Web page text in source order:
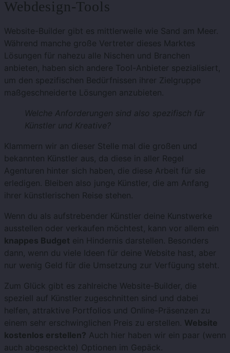
Webdesign-Tools
Website-Builder gibt es mittlerweile wie Sand am Meer.
Während manche große Vertreter dieses Marktes
Lösungen für nahezu alle Nischen und Branchen
anbieten, haben sich andere Tool-Anbieter spezialisiert,
um den spezifischen Bedürfnissen ihrer Zielgruppe
maßgeschneiderte Lösungen anzubieten.
Welche Anforderungen sind also spezifisch für
Künstler und Kreative?
Klammern wir an dieser Stelle mal die großen und
bekannten Künstler aus, da diese in aller Regel
Agenturen hinter sich haben, die diese Arbeit für sie
erledigen. Bleiben also junge Künstler, die am Anfang
ihrer künstlerischen Reise stehen.
Wenn du als aufstrebender Künstler deine Kunstwerke
ausstellen oder verkaufen möchtest, kann vor allem ein
knappes Budget ein Hindernis darstellen. Besonders
dann, wenn du viele Ideen für deine Website hast, aber
nur wenig Geld für die Umsetzung zur Verfügung steht.
Zum Glück gibt es zahlreiche Website-Builder, die
speziell auf Künstler zugeschnitten sind und dabei
helfen, attraktive Portfolios und Online-Präsenzen zu
einem sehr erschwinglichen Preis zu erstellen. Website
kostenlos erstellen? Auch hier haben wir ein paar (wenn
auch abgespeckte) Optionen im Gepäck.